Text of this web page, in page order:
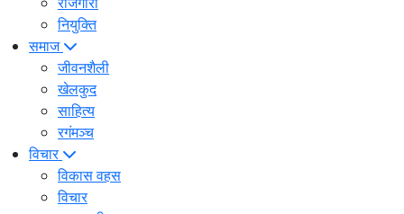
नियुक्ति
समाज
जीवनशैली
खेलकुद
साहित्य
रगंमञ्च
विचार
विकास वहस
विचार